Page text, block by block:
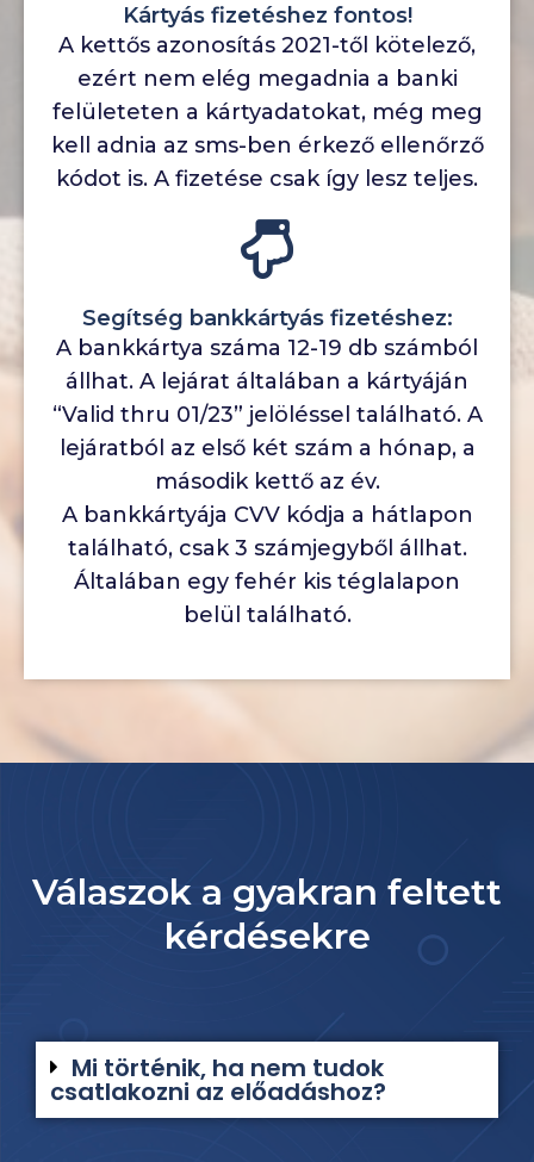
Kártyás fizetéshez fontos!
A kettős azonosítás 2021-től kötelező,
ezért nem elég megadnia a banki
felületeten a kártyadatokat, még meg
kell adnia az sms-ben érkező ellenőrző
kódot is. A fizetése csak így lesz teljes.
Segítség bankkártyás fizetéshez:
A bankkártya száma 12-19 db számból
állhat. A lejárat általában a kártyáján
“Valid thru 01/23” jelöléssel található. A
lejáratból az első két szám a hónap, a
második kettő az év.
A bankkártyája CVV kódja a hátlapon
található, csak 3 számjegyből állhat.
Általában egy fehér kis téglalapon
belül található.
Válaszok a gyakran feltett
kérdésekre
Mi történik, ha nem tudok
csatlakozni az előadáshoz?